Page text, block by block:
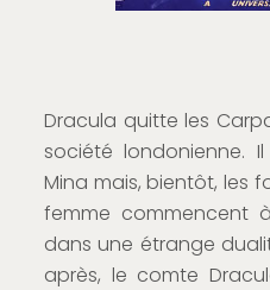
Dracula quitte les
société londonienne.
Mina mais, bientôt, les
femme commencent
dans une étrange
après, le comte